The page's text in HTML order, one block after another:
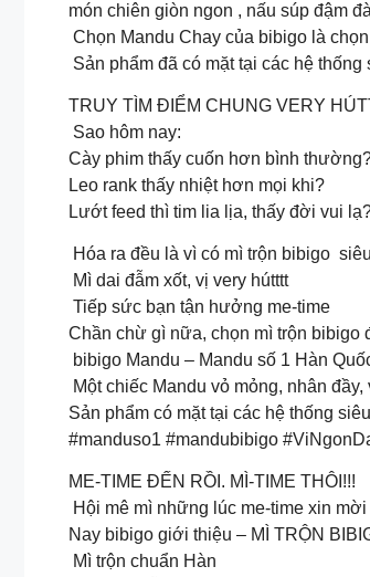
món chiên giòn ngon , nấu súp đậm
Chọn Mandu Chay của bibigo là
Sản phẩm đã có mặt tại các hệ
TRUY TÌM ĐIỂM CHUNG VERY
Sao hôm nay:
Cày phim thấy cuốn hơn bình
Leo rank thấy nhiệt hơn mọi khi?
Lướt feed thì tim lia lịa, thấy đời vui
Hóa ra đều là vì có mì trộn bibigo
Mì dai đẫm xốt, vị very hútttt
Tiếp sức bạn tận hưởng me-time
Chần chừ gì nữa, chọn mì trộn bibigo
bibigo Mandu – Mandu số 1 Hàn
Một chiếc Mandu vỏ mỏng, nhân
Sản phẩm có mặt tại các hệ thống
#manduso1 #mandubibigo
ME-TIME ĐẾN RỒI. MÌ-TIME THÔI!!!
Hội mê mì những lúc me-time xin
Nay bibigo giới thiệu – MÌ TRỘN
Mì trộn chuẩn Hàn